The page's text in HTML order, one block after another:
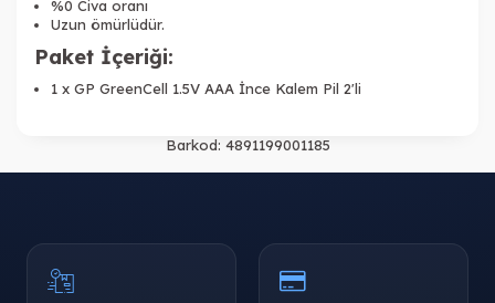
%0 Civa oranı
Uzun ömürlüdür.
Paket İçeriği:
1 x GP GreenCell 1.5V AAA İnce Kalem Pil 2'li
Barkod: 4891199001185